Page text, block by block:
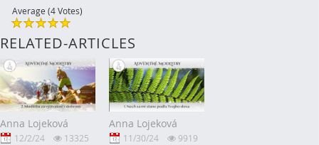
Average (4 Votes)
RELATED-ARTICLES
Anna Lojeková
12/2/24 13325
Anna Lojeková
11/30/24 9919